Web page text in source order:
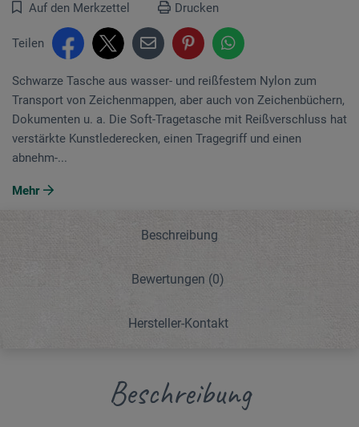
Auf den Merkzettel Drucken
Teilen
Schwarze Tasche aus wasser- und reißfestem Nylon zum
Transport von Zeichenmappen, aber auch von Zeichenbüchern,
Dokumenten u. a. Die Soft-Tragetasche mit Reißverschluss hat
verstärkte Kunstlederecken, einen Tragegriff und einen
abnehm-...
Mehr
Beschreibung
Bewertungen (0)
Hersteller-Kontakt
Beschreibung